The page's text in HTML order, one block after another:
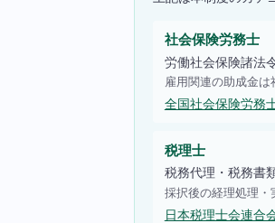
社会保険労務士
労働社会保険諸法
雇用関連の助成金は
全国社会保険労務
税理士
税務代理・税務書
採択後の経理処理・
日本税理士会連合